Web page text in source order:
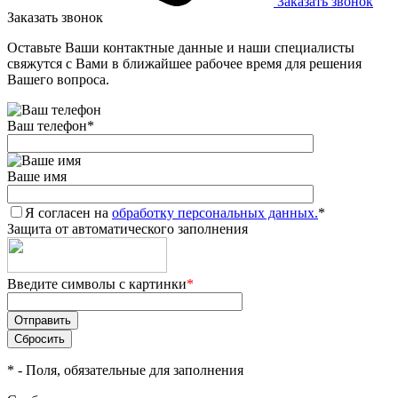
Заказать звонок
Оставьте Ваши контактные данные и наши специалисты
свяжутся с Вами в ближайшее рабочее время для решения
Вашего вопроса.
Ваш телефон*
Ваше имя
Я согласен на обработку персональных данных.*
Защита от автоматического заполнения
Введите символы с картинки*
* - Поля, обязательные для заполнения